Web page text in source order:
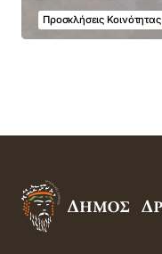
Προσκλήσεις Κοινότητας